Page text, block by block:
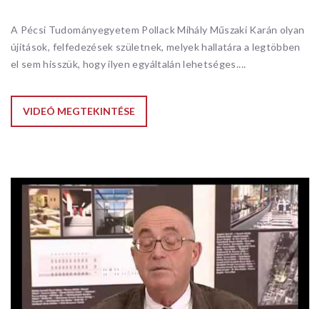
A Pécsi Tudományegyetem Pollack Mihály Műszaki Karán olyan
újítások, felfedezések születnek, melyek hallatára a legtöbben
el sem hisszük, hogy ilyen egyáltalán lehetséges....
VIDEÓ MEGTEKINTÉSE